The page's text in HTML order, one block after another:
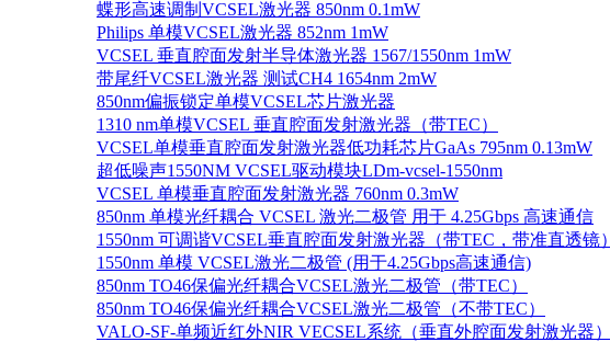
蝶形高速调制VCSEL激光器 850nm 0.1mW
Philips 单模VCSEL激光器 852nm 1mW
VCSEL 垂直腔面发射半导体激光器 1567/1550nm 1mW
带尾纤VCSEL激光器 测试CH4 1654nm 2mW
850nm偏振锁定单模VCSEL芯片激光器
1310 nm单模VCSEL 垂直腔面发射激光器（带TEC）
VCSEL单模垂直腔面发射激光器低功耗芯片GaAs 795nm 0.13mW
超低噪声1550NM VCSEL驱动模块LDm-vcsel-1550nm
VCSEL 单模垂直腔面发射激光器 760nm 0.3mW
850nm 单模光纤耦合 VCSEL 激光二极管 用于 4.25Gbps 高速通信
1550nm 可调谐VCSEL垂直腔面发射激光器（带TEC，带准直透镜）
1550nm 单模 VCSEL激光二极管 (用于4.25Gbps高速通信)
850nm TO46保偏光纤耦合VCSEL激光二极管（带TEC）
850nm TO46保偏光纤耦合VCSEL激光二极管（不带TEC）
VALO-SF-单频近红外NIR VECSEL系统（垂直外腔面发射激光器）